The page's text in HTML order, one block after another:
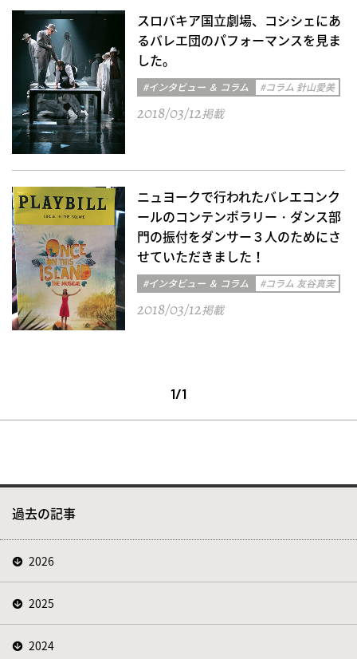
スロバキア国立劇場、コシシェにあ
るバレエ団のパフォーマンスを見ま
した。
#インタビュー ＆ コラム #コラム 針山愛美
2018/03/12掲載
ニュヨークで行われたバレエコンク
ールのコンテンポラリー・ダンス部
門の振付をダンサー３人のためにさ
せていただきました！
#インタビュー ＆ コラム #コラム 友谷真実
2018/03/12掲載
1/1
過去の記事
2026
2025
2024